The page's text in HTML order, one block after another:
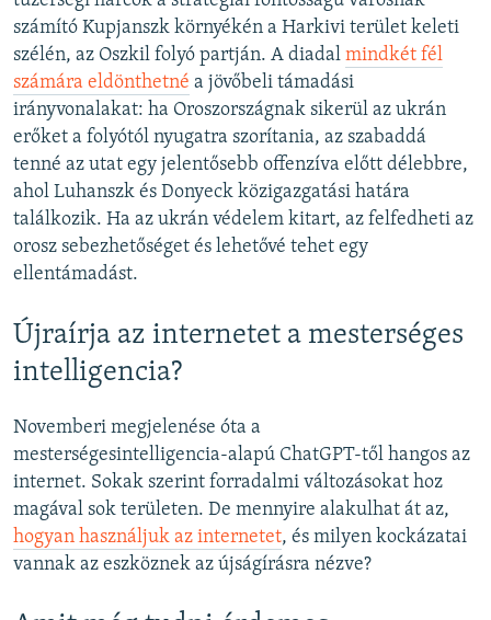
számító Kupjanszk környékén a Harkivi terület keleti
szélén, az Oszkil folyó partján. A diadal mindkét fél
számára eldönthetné a jövőbeli támadási
irányvonalakat: ha Oroszországnak sikerül az ukrán
erőket a folyótól nyugatra szorítania, az szabaddá
tenné az utat egy jelentősebb offenzíva előtt délebbre,
ahol Luhanszk és Donyeck közigazgatási határa
találkozik. Ha az ukrán védelem kitart, az felfedheti az
orosz sebezhetőséget és lehetővé tehet egy
ellentámadást.
Újraírja az internetet a mesterséges
intelligencia?
Novemberi megjelenése óta a
mesterségesintelligencia-alapú ChatGPT-től hangos az
internet. Sokak szerint forradalmi változásokat hoz
magával sok területen. De mennyire alakulhat át az,
hogyan használjuk az internetet, és milyen kockázatai
vannak az eszköznek az újságírásra nézve?